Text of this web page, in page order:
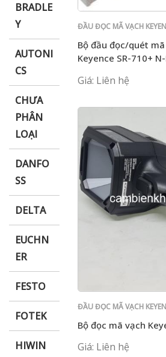
BRADLE
Y
AUTONI
CS
CHƯA
PHÂN
LOẠI
DANFO
SS
DELTA
EUCHN
ER
FESTO
FOTEK
HIWIN
ĐẦU ĐỌC MÃ VẠCH
Bộ đầu đọc/quét
Keyence SR-710+
Giá: Liên hệ
ĐẦU ĐỌC MÃ VẠCH
Bộ đọc mã vạch
Giá: Liên hệ